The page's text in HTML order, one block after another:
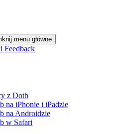
menu główne
Feedback
z Dotb
na iPhonie i iPadzie
na Androidzie
w Safari